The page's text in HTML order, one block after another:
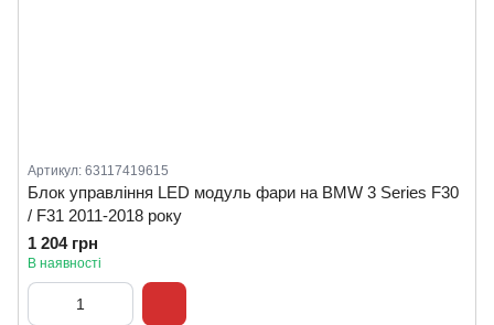
Артикул: 63117419615
Блок управління LED модуль фари на BMW 3 Series F30
/ F31 2011-2018 року
1 204 грн
В наявності